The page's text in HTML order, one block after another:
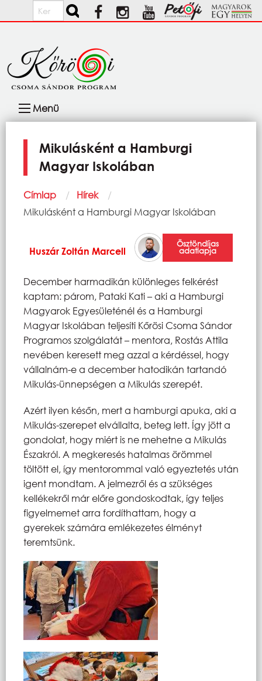
Ugrás a tartalomra
Keresés
navigáció
Menü
Mikulásként a Hamburgi
Magyar Iskolában
Morzsa
Címlap
Hírek
Current:
Mikulásként a Hamburgi Magyar Iskolában
Huszár Zoltán Marcell
Ösztöndíjas
adatlapja
December harmadikán különleges felkérést
kaptam: párom, Pataki Kati – aki a Hamburgi
Magyarok Egyesületénél és a Hamburgi
Magyar Iskolában teljesíti Kőrösi Csoma Sándor
Programos szolgálatát – mentora, Rostás Attila
nevében keresett meg azzal a kérdéssel, hogy
vállalnám-e a december hatodikán tartandó
Mikulás-ünnepségen a Mikulás szerepét.
Azért ilyen későn, mert a hamburgi apuka, aki a
Mikulás-szerepet elvállalta, beteg lett. Így jött a
gondolat, hogy miért is ne mehetne a Mikulás
Északról. A megkeresés hatalmas örömmel
töltött el, így mentorommal való egyeztetés után
igent mondtam. A jelmezről és a szükséges
kellékekről már előre gondoskodtak, így teljes
figyelmemet arra fordíthattam, hogy a
gyerekek számára emlékezetes élményt
teremtsünk.